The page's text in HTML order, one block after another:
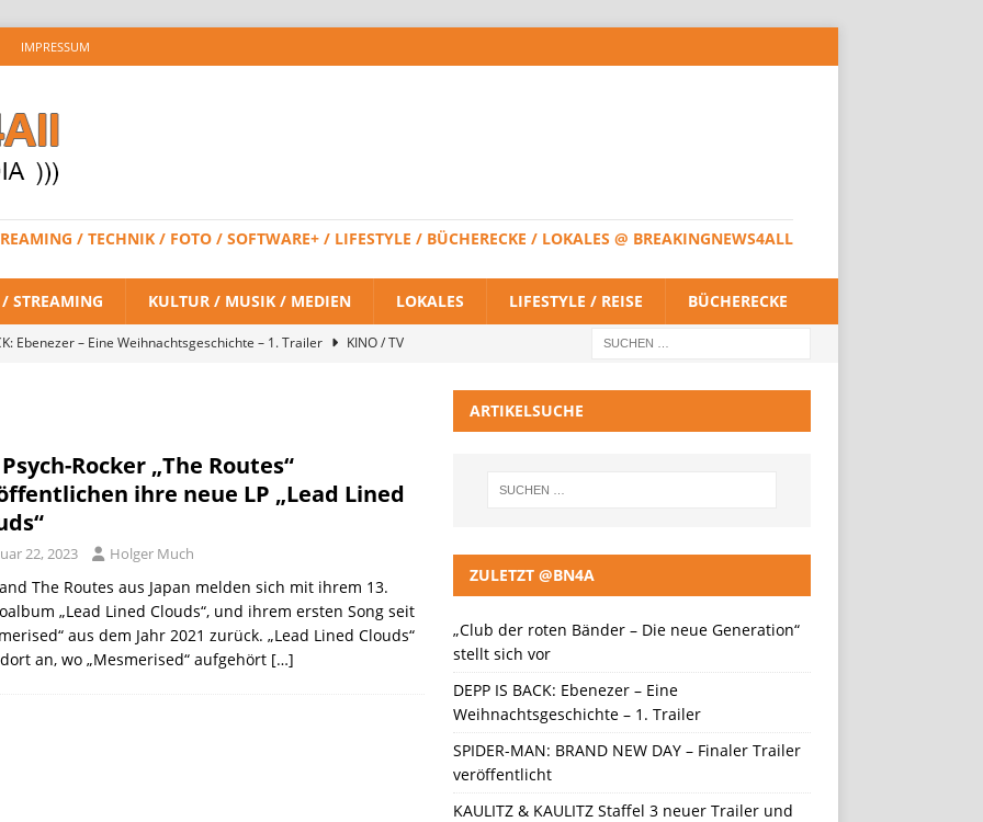
IMPRESSUM
/ TECHNIK / FOTO / SOFTWARE+ / LIFESTYLE / BÜCHERECKE / LOKALES @ BREAKINGNEWS4ALL
STREAMING KULTUR / MUSIK / MEDIEN LOKALES LIFESTYLE / REISE BÜCHERECKE
Ebenezer – Eine Weihnachtsgeschichte – 1. Trailer
KINO / TV
Staffel 3 neuer Trailer und Premiere in Berlin
KINO / TV /
Gaming-Headset mit Next-Gen-Technologie auf den Markt: Das
Bänder – Die neue Generation“ stellt sich vor
KINO / TV /
Rocker „The Routes“
ihre neue LP „Lead Lined
22, 2023 Holger Much
The Routes aus Japan melden sich mit ihrem 13.
„Lead Lined Clouds“, und ihrem ersten Song seit
aus dem Jahr 2021 zurück. „Lead Lined Clouds“
an, wo „Mesmerised“ aufgehört […]
ARTIKELSUCHE
ZULETZT @BN4A
„Club der roten Bänder – Die neue Generation“
stellt sich vor
DEPP IS BACK: Ebenezer – Eine
Weihnachtsgeschichte – 1. Trailer
SPIDER-MAN: BRAND NEW DAY – Finaler Trailer
veröffentlicht
KAULITZ & KAULITZ Staffel 3 neuer Trailer und